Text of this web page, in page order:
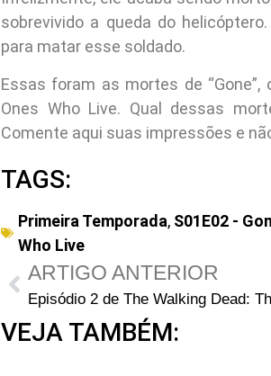
sobrevivido a queda do
para matar esse soldado.
Essas foram as mortes de
Ones Who Live. Qual dessas
Comente aqui suas impressões e
TAGS:
Primeira Temporada, S01E02 -
Who Live
ARTIGO ANTERIOR
VEJA TAMBÉM: